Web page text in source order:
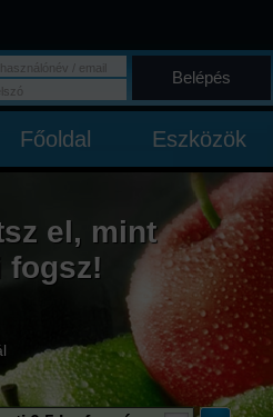
Belépés
Főoldal Eszközök
el, mint
fogsz!